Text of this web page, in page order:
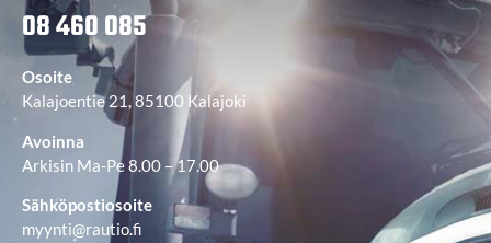
08 460 085
Osoite
Kalajoentie 21, 85100 Kalajoki
Avoinna
Arkisin Ma-Pe 8.00 – 17.00
Sähköpostiosoite
myynti@rautio.fi